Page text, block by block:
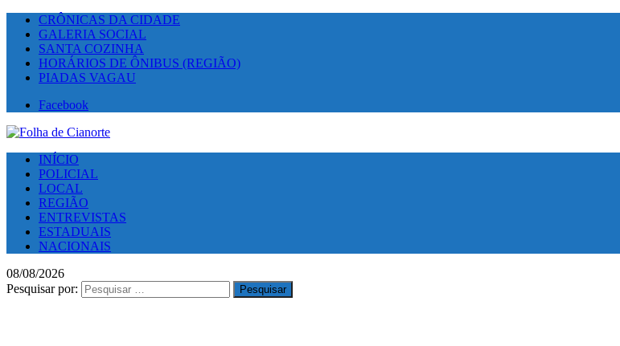
CRÔNICAS DA CIDADE
GALERIA SOCIAL
SANTA COZINHA
HORÁRIOS DE ÔNIBUS (REGIÃO)
PIADAS VAGAU
Facebook
INÍCIO
POLICIAL
LOCAL
REGIÃO
ENTREVISTAS
ESTADUAIS
NACIONAIS
08/08/2026
Pesquisar por: